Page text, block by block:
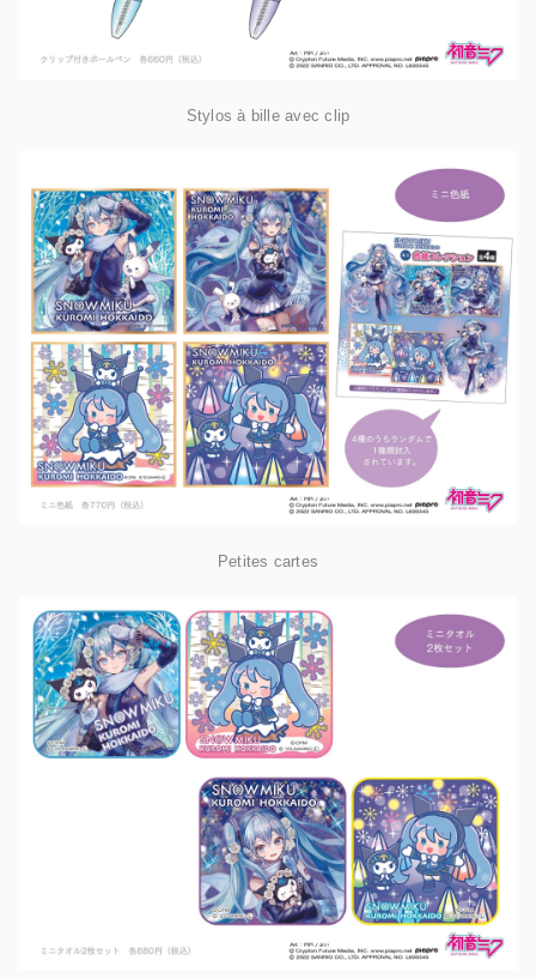
Stylos à bille avec clip
Petites cartes